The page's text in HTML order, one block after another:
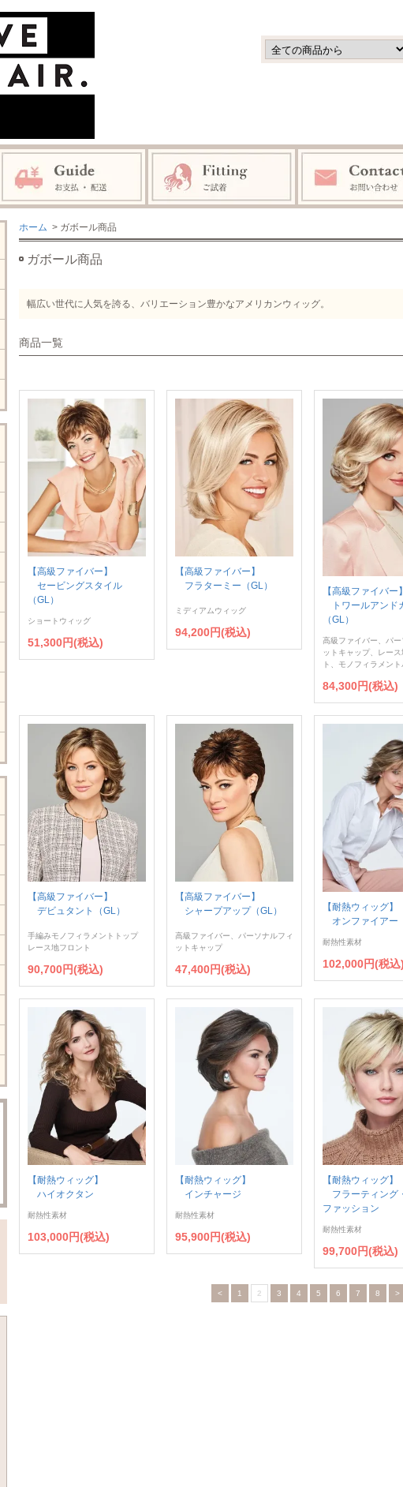
ホーム > ガボール商品
ガボール商品
幅広い世代に人気を誇る、バリエーション豊かなアメリカンウィッグ。
商品一覧
【高級ファイバー】
セービングスタイル
（GL）
ショートウィッグ
51,300円(税込)
【高級ファイバー】
フラターミー（GL）
ミディアムウィッグ
94,200円(税込)
【高級ファイバー】
トワールアンド
（GL）
高級ファイバー、パー
ットキャップ、レー
ト、モノフィラメント
84,300円(税込)
【高級ファイバー】
デビュタント（GL）
手編みモノフィラメントトップ
レース地フロント
90,700円(税込)
【高級ファイバー】
シャープアップ（GL）
高級ファイバー、パーソナルフィ
ットキャップ
47,400円(税込)
【耐熱ウィッグ】
オンファイアー
耐熱性素材
102,000円(税込)
【耐熱ウィッグ】
ハイオクタン
耐熱性素材
103,000円(税込)
【耐熱ウィッグ】
インチャージ
耐熱性素材
95,900円(税込)
【耐熱ウィッグ】
フラーティング
ファッション
耐熱性素材
99,700円(税込)
< 1 2 3 4 5 6 7 8 >